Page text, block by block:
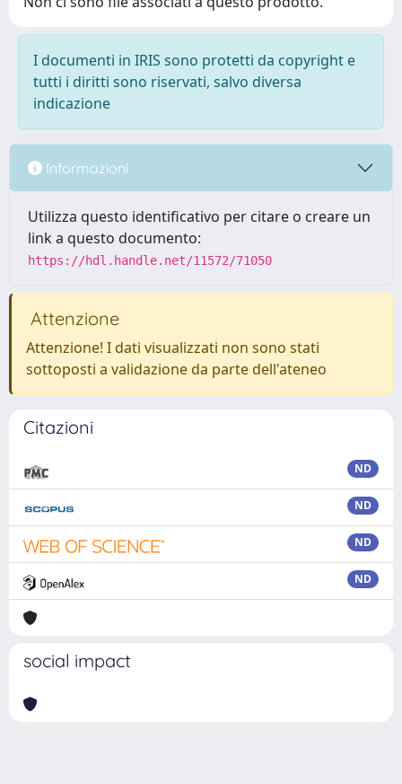
I documenti in IRIS sono protetti da copyright e
tutti i diritti sono riservati, salvo diversa
indicazione
Informazioni
Utilizza questo identificativo per citare o creare un
link a questo documento:
https://hdl.handle.net/11572/71050
Attenzione
Attenzione! I dati visualizzati non sono stati
sottoposti a validazione da parte dell'ateneo
Citazioni
ND
ND
ND
ND
social impact